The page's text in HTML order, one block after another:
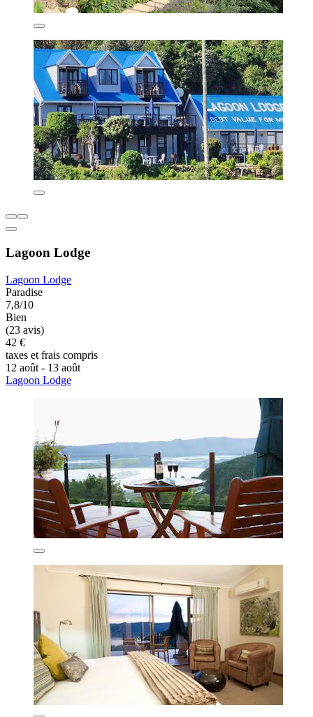
Lagoon Lodge
Lagoon Lodge
Paradise
7,8/10
Bien
(23 avis)
42 €
taxes et frais compris
12 août - 13 août
Lagoon Lodge